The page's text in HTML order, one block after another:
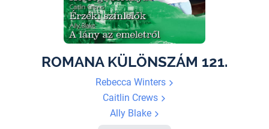
ROMANA KÜLÖNSZÁM 121.
Rebecca Winters
Caitlin Crews
Ally Blake